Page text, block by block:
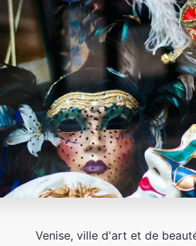
Venise, ville d'art et de